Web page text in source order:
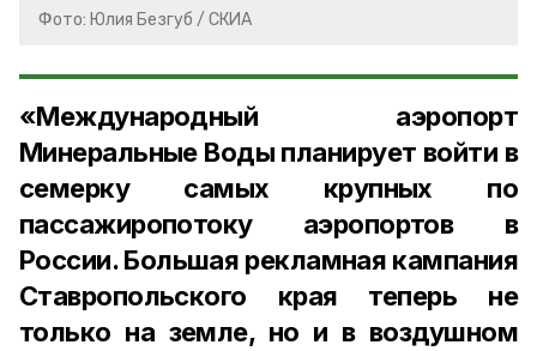
Фото: Юлия Безгуб / СКИА
«Международный аэропорт
Минеральные Воды планирует войти в
семерку самых крупных по
пассажиропотоку аэропортов в
России. Большая рекламная кампания
Ставропольского края теперь не
только на земле, но и в воздушном